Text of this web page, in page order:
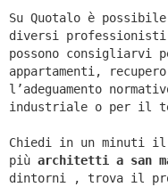
Su Quotalo è
diversi
possono consigliarvi
appartamenti,
l’adeguamento
industriale o per il
Chiedi in un minuti il
più architetti a san
dintorni ,
trova il